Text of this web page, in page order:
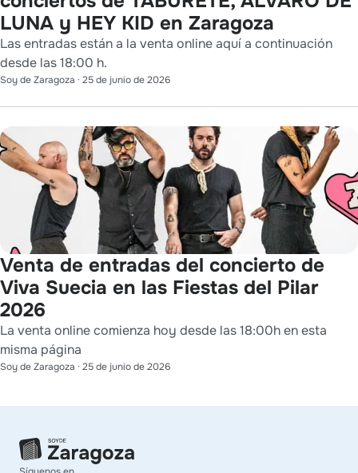
LUNA y HEY KID en Zaragoza
Las entradas están a la venta online aquí a continuación
desde las 18:00 h.
Soy de Zaragoza · 25 de junio de 2026
Venta de entradas del concierto de
Viva Suecia en las Fiestas del Pilar
2026
La venta online comienza hoy desde las 18:00h en esta
misma página
Soy de Zaragoza · 25 de junio de 2026